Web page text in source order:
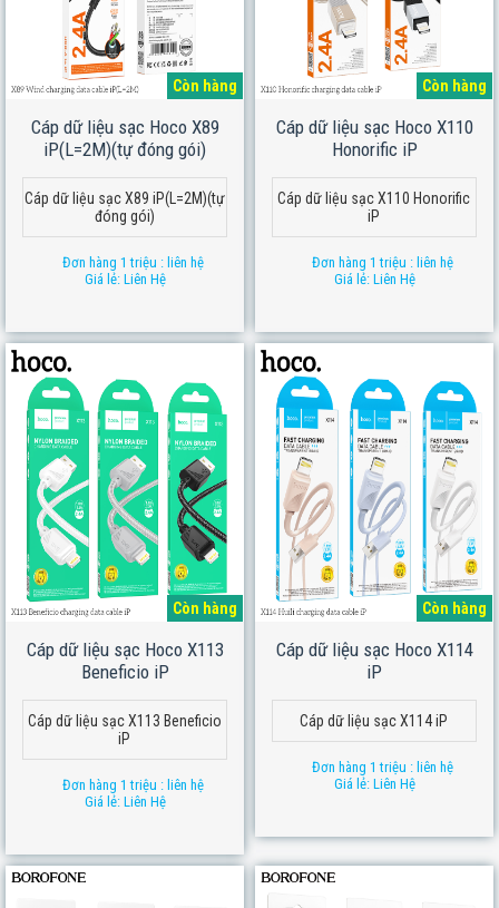
Còn hàng
Cáp dữ liệu sạc Hoco X89
iP(L=2M)(tự đóng gói)
Cáp dữ liệu sạc X89 iP(L=2M)(tự
đóng gói)
Đơn hàng 1 triệu : liên hệ
Giá lẻ: Liên Hệ
Còn hàng
Cáp dữ liệu sạc Hoco X110
Honorific iP
Cáp dữ liệu sạc X110 Honorific
iP
Đơn hàng 1 triệu : liên hệ
Giá lẻ: Liên Hệ
Còn hàng
Cáp dữ liệu sạc Hoco X113
Beneficio iP
Cáp dữ liệu sạc X113 Beneficio
iP
Đơn hàng 1 triệu : liên hệ
Giá lẻ: Liên Hệ
Còn hàng
Cáp dữ liệu sạc Hoco X114
iP
Cáp dữ liệu sạc X114 iP
Đơn hàng 1 triệu : liên hệ
Giá lẻ: Liên Hệ